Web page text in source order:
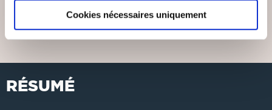
Cookies nécessaires uniquement
10€00
RÉSUMÉ